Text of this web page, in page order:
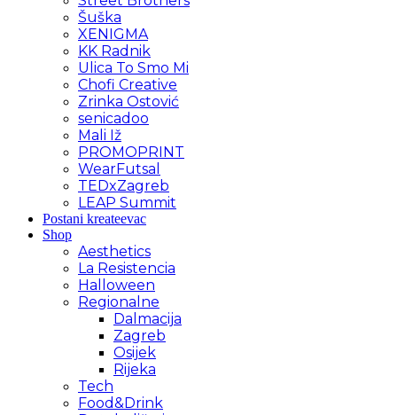
Šuška
XENIGMA
KK Radnik
Ulica To Smo Mi
Chofi Creative
Zrinka Ostović
senicadoo
Mali Iž
PROMOPRINT
WearFutsal
TEDxZagreb
LEAP Summit
Postani kreateevac
Shop
Aesthetics
La Resistencia
Halloween
Regionalne
Dalmacija
Zagreb
Osijek
Rijeka
Tech
Food&Drink